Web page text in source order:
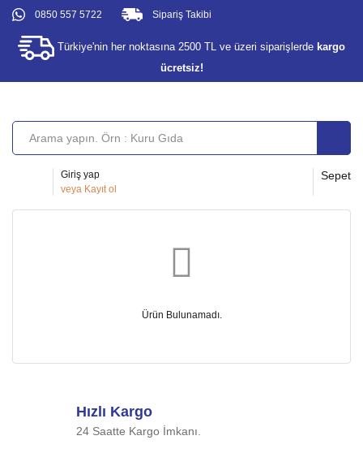
0850 557 5722
Türkiye'nin her noktasına 2500 TL ve üzeri siparişlerde kargo
ücretsiz!
Sipariş Takibi
Giriş yap
veya Kayıt ol
Sepet
Ürün Bulunamadı.
Hızlı Kargo
24 Saatte Kargo İmkanı.